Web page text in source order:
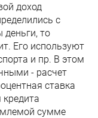
доход
с
деньги, то
Его используют
и пр. В этом
- расчет
ставка
сумме